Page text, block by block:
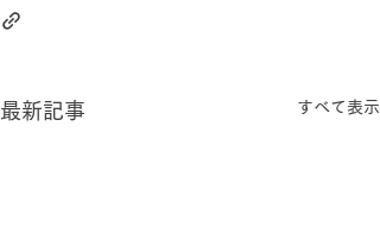
最新記事 すべて表示